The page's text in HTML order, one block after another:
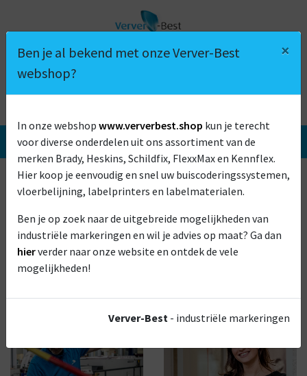
Ben je al bekend met onze Verver-Best
webshop?
×
In onze webshop www.ververbest.shop kun je terecht
voor diverse onderdelen uit ons assortiment van de
merken Brady, Heskins, Schildfix, FlexxMax en Kennflex.
Hier koop je eenvoudig en snel uw buiscoderingssystemen,
vloerbelijning, labelprinters en labelmaterialen.
Ben je op zoek naar de uitgebreide mogelijkheden van
industriële markeringen en wil je advies op maat? Ga dan
hierverder naar onze website en ontdek de vele
mogelijkheden!
Verver-Best - industriële markeringen
ANTI-FRAUDE STICKERS
6 REDENEN OM VOOR VERVER-BEST TE KIEZEN